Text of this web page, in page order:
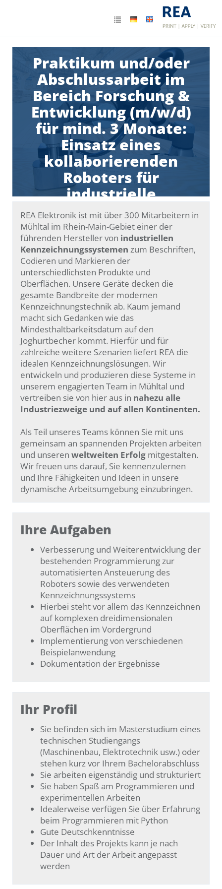
Praktikum und/oder
Abschlussarbeit im
Bereich Forschung &
Entwicklung (m/w/d)
für mind. 3 Monate:
Einsatz eines
kollaborierenden
Roboters für
industrielle
Kennzeichnungsaufgab
en
REA Elektronik ist mit über 300 Mitarbeitern in
Mühltal im Rhein-Main-Gebiet einer der
führenden Hersteller von industriellen
Kennzeichnungssystemen zum Beschriften,
Codieren und Markieren der
unterschiedlichsten Produkte und
Oberflächen. Unsere Geräte decken die
gesamte Bandbreite der modernen
Kennzeichnungstechnik ab. Kaum jemand
macht sich Gedanken wie das
Mindesthaltbarkeitsdatum auf den
Joghurtbecher kommt. Hierfür und für
zahlreiche weitere Szenarien liefert REA die
idealen Kennzeichnungslösungen. Wir
entwickeln und produzieren diese Systeme in
unserem engagierten Team in Mühltal und
vertreiben sie von hier aus in nahezu alle
Industriezweige und auf allen Kontinenten.
Als Teil unseres Teams können Sie mit uns
gemeinsam an spannenden Projekten arbeiten
und unseren weltweiten Erfolg mitgestalten.
Wir freuen uns darauf, Sie kennenzulernen
und Ihre Fähigkeiten und Ideen in unsere
dynamische Arbeitsumgebung einzubringen.
Ihre Aufgaben
Verbesserung und Weiterentwicklung der
bestehenden Programmierung zur
automatisierten Ansteuerung des
Roboters sowie des verwendeten
Kennzeichnungssystems
Hierbei steht vor allem das Kennzeichnen
auf komplexen dreidimensionalen
Oberflächen im Vordergrund
Implementierung von verschiedenen
Beispielanwendung
Dokumentation der Ergebnisse
Ihr Profil
Sie befinden sich im Masterstudium eines
technischen Studiengangs
(Maschinenbau, Elektrotechnik usw.) oder
stehen kurz vor Ihrem Bachelorabschluss
Sie arbeiten eigenständig und strukturiert
Sie haben Spaß am Programmieren und
experimentellen Arbeiten
Idealerweise verfügen Sie über Erfahrung
beim Programmieren mit Python
Gute Deutschkenntnisse
Der Inhalt des Projekts kann je nach
Dauer und Art der Arbeit angepasst
werden